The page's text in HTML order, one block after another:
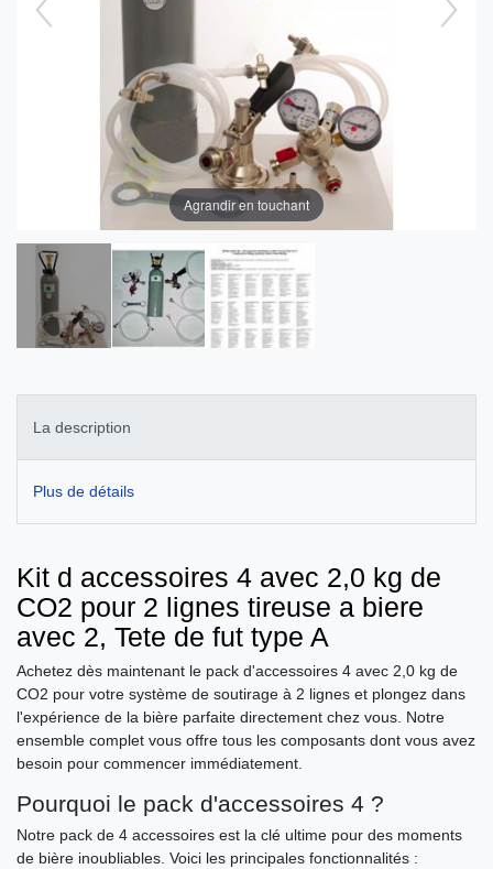
Agrandir en touchant
La description
Plus de détails
Kit d accessoires 4 avec 2,0 kg de
CO2 pour 2 lignes tireuse a biere
avec 2, Tete de fut type A
Achetez dès maintenant le pack d'accessoires 4 avec 2,0 kg de
CO2 pour votre système de soutirage à 2 lignes et plongez dans
l'expérience de la bière parfaite directement chez vous. Notre
ensemble complet vous offre tous les composants dont vous avez
besoin pour commencer immédiatement.
Pourquoi le pack d'accessoires 4 ?
Notre pack de 4 accessoires est la clé ultime pour des moments
de bière inoubliables. Voici les principales fonctionnalités :